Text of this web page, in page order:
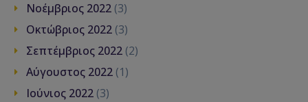
Νοέμβριος 2022 (3)
Οκτώβριος 2022 (3)
Σεπτέμβριος 2022 (2)
Αύγουστος 2022 (1)
Ιούνιος 2022 (3)